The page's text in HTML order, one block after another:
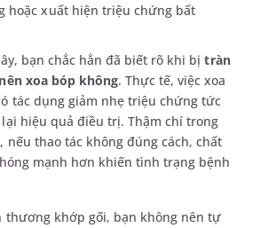
hoặc xuất hiện triệu chứng bất
bạn chắc hẳn đã biết rõ khi bịtràn
xoa bóp không. Thực tế, việc xoa
tác dụng giảm nhẹ triệu chứng tức
hiệu quả điều trị. Thậm chí trong
thao tác không đúng cách, chất
mạnh hơn khiến tình trạng bệnh
thương khớp gối, bạn không nên tự